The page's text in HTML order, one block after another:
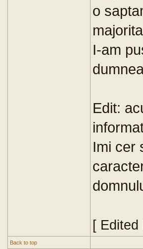
o
I-am
Edit:
Imi cer
[
Back to top